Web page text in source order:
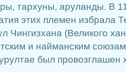
тархуны, аруланды. В
этих племен избрала
Чингизхана (Великого
и найманским
был